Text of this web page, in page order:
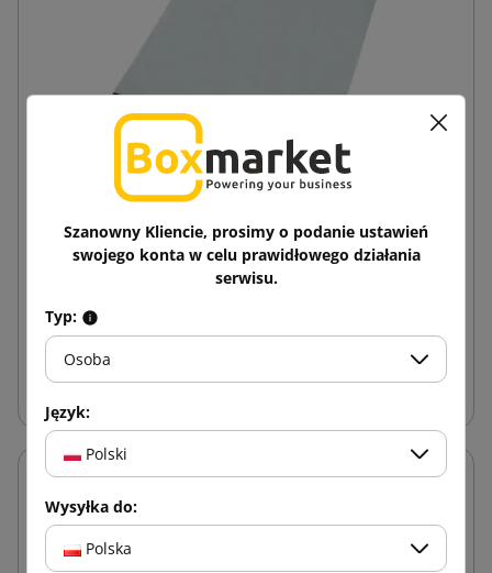
Biała koperta kurierska z rączką Foliopak 250x280
Szanowny Kliencie, prosimy o podanie ustawień
swojego konta w celu prawidłowego działania
serwisu.
Typ:
Osoba
Język:
Polski
Wysyłka do:
Polska